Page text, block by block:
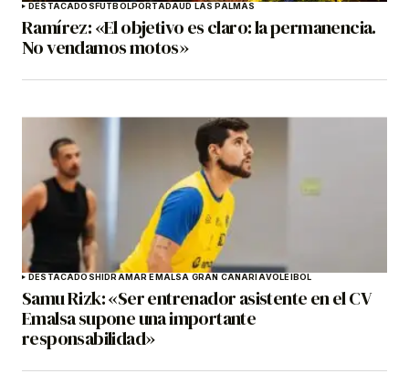
DESTACADOS FÚTBOLPORTADAUD LAS PALMAS
Ramírez: «El objetivo es claro: la permanencia.
No vendamos motos»
DESTACADOS HIDRAMAR EMALSA GRAN CANARIAVOLEIBOL
Samu Rizk: «Ser entrenador asistente en el CV
Emalsa supone una importante
responsabilidad»